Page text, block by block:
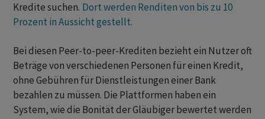
Kredite suchen. Dort werden Renditen von bis zu 10
Prozent in Aussicht gestellt.
Bei diesen Peer-to-peer-Krediten bezieht ein Nutzer oft
Beträge von verschiedenen Personen für einen Kredit,
ohne Gebühren für Dienstleistungen einer Bank
bezahlen zu müssen. Die Plattformen haben ein
System, wie die Bonität der Gläubiger bewertet werden